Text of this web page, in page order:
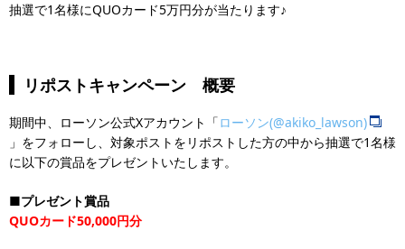
抽選で1名様にQUOカード5万円分が当たります♪
リポストキャンペーン 概要
期間中、ローソン公式Xアカウント「ローソン(@akiko_lawson)
」をフォローし、対象ポストをリポストした方の中から抽選で1名様
に以下の賞品をプレゼントいたします。
■プレゼント賞品
QUOカード50,000円分